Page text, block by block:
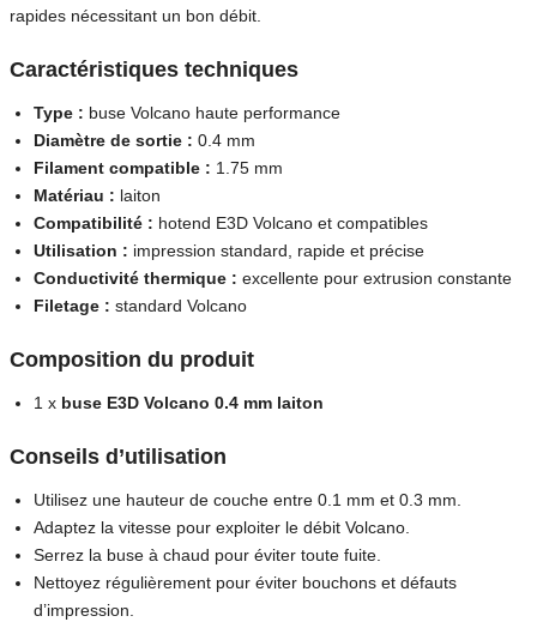
rapides nécessitant un bon débit.
Caractéristiques techniques
Type : buse Volcano haute performance
Diamètre de sortie : 0.4 mm
Filament compatible : 1.75 mm
Matériau : laiton
Compatibilité : hotend E3D Volcano et compatibles
Utilisation : impression standard, rapide et précise
Conductivité thermique : excellente pour extrusion constante
Filetage : standard Volcano
Composition du produit
1 x buse E3D Volcano 0.4 mm laiton
Conseils d’utilisation
Utilisez une hauteur de couche entre 0.1 mm et 0.3 mm.
Adaptez la vitesse pour exploiter le débit Volcano.
Serrez la buse à chaud pour éviter toute fuite.
Nettoyez régulièrement pour éviter bouchons et défauts
d’impression.